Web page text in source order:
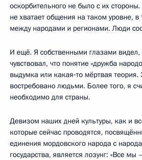
оскорбительного не было с их
не хватает общения на таком уровне, в
между народами и регионами. Люди
И ещё. Я собственными глазами
чувствовал, что понятие «дружба
выдумка или какая‑то мёртвая теория.
востребовано людьми. Более того, я
необходимо для страны.
Девизом наших дней культуры, как и
которые сейчас проводятся,
единения мордовского народа с
государства, является лозунг: «Все мы